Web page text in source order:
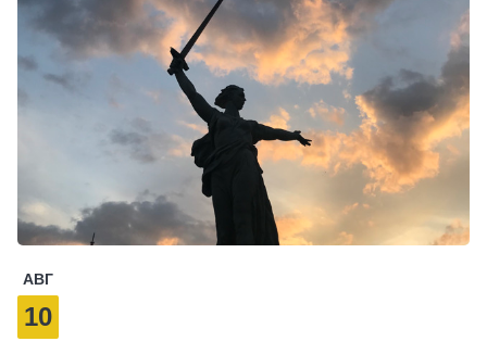
АВГ
10